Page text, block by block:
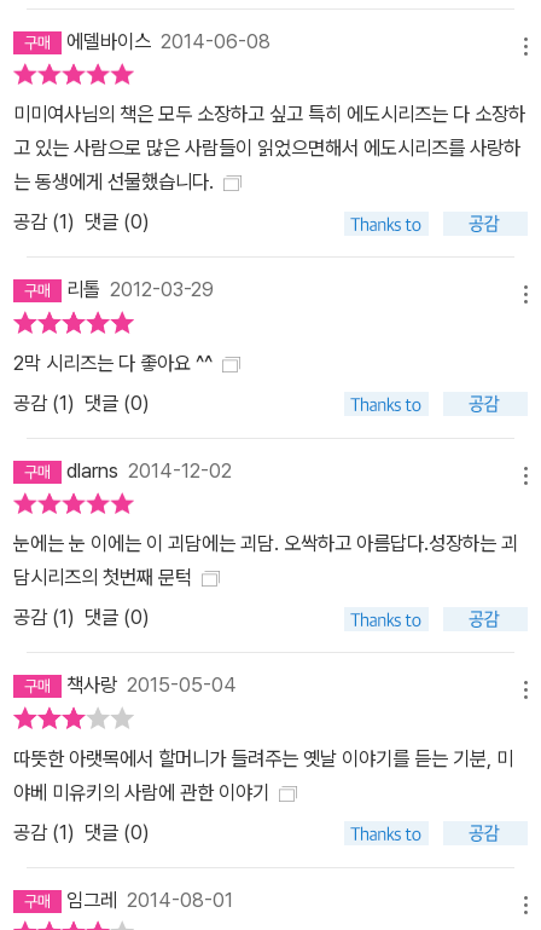
에델바이스 2014-06-08
미미여사님의 책은 모두 소장하고 싶고 특히 에도시리즈는 다 소장하
고 있는 사람으로 많은 사람들이 읽었으면해서 에도시리즈를 사랑하
는 동생에게 선물했습니다.
공감 (1) 댓글 (0)
리톨 2012-03-29
2막 시리즈는 다 좋아요 ^^
공감 (1) 댓글 (0)
dlarns 2014-12-02
눈에는 눈 이에는 이 괴담에는 괴담. 오싹하고 아름답다.성장하는 괴
담시리즈의 첫번째 문턱
공감 (1) 댓글 (0)
책사랑 2015-05-04
따뜻한 아랫목에서 할머니가 들려주는 옛날 이야기를 듣는 기분, 미
야베 미유키의 사람에 관한 이야기
공감 (1) 댓글 (0)
임그레 2014-08-01